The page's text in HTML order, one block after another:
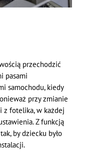
przechodzić
pasami
samochodu, kiedy
przy zmianie
z fotelika, w każdej
Z funkcją
by dziecku było